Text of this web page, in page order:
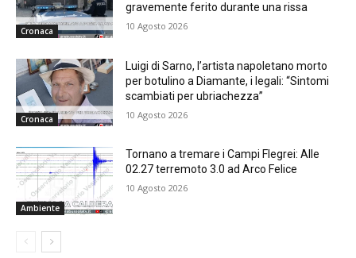
Cronaca
gravemente ferito durante una rissa
10 Agosto 2026
Cronaca
Luigi di Sarno, l’artista napoletano morto
per botulino a Diamante, i legali: “Sintomi
scambiati per ubriachezza”
10 Agosto 2026
Ambiente
Tornano a tremare i Campi Flegrei: Alle
02.27 terremoto 3.0 ad Arco Felice
10 Agosto 2026